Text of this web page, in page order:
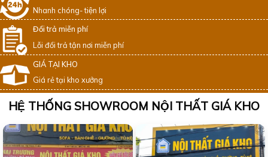
Nhanh chóng- tiện lợi
Đổi trả miễn phí
Lỗi đổi trả tận nơi miễn phí
GIÁ TẠI KHO
Giá rẻ tại kho xưởng
HỆ THỐNG SHOWROOM NỘI THẤT GIÁ KHO